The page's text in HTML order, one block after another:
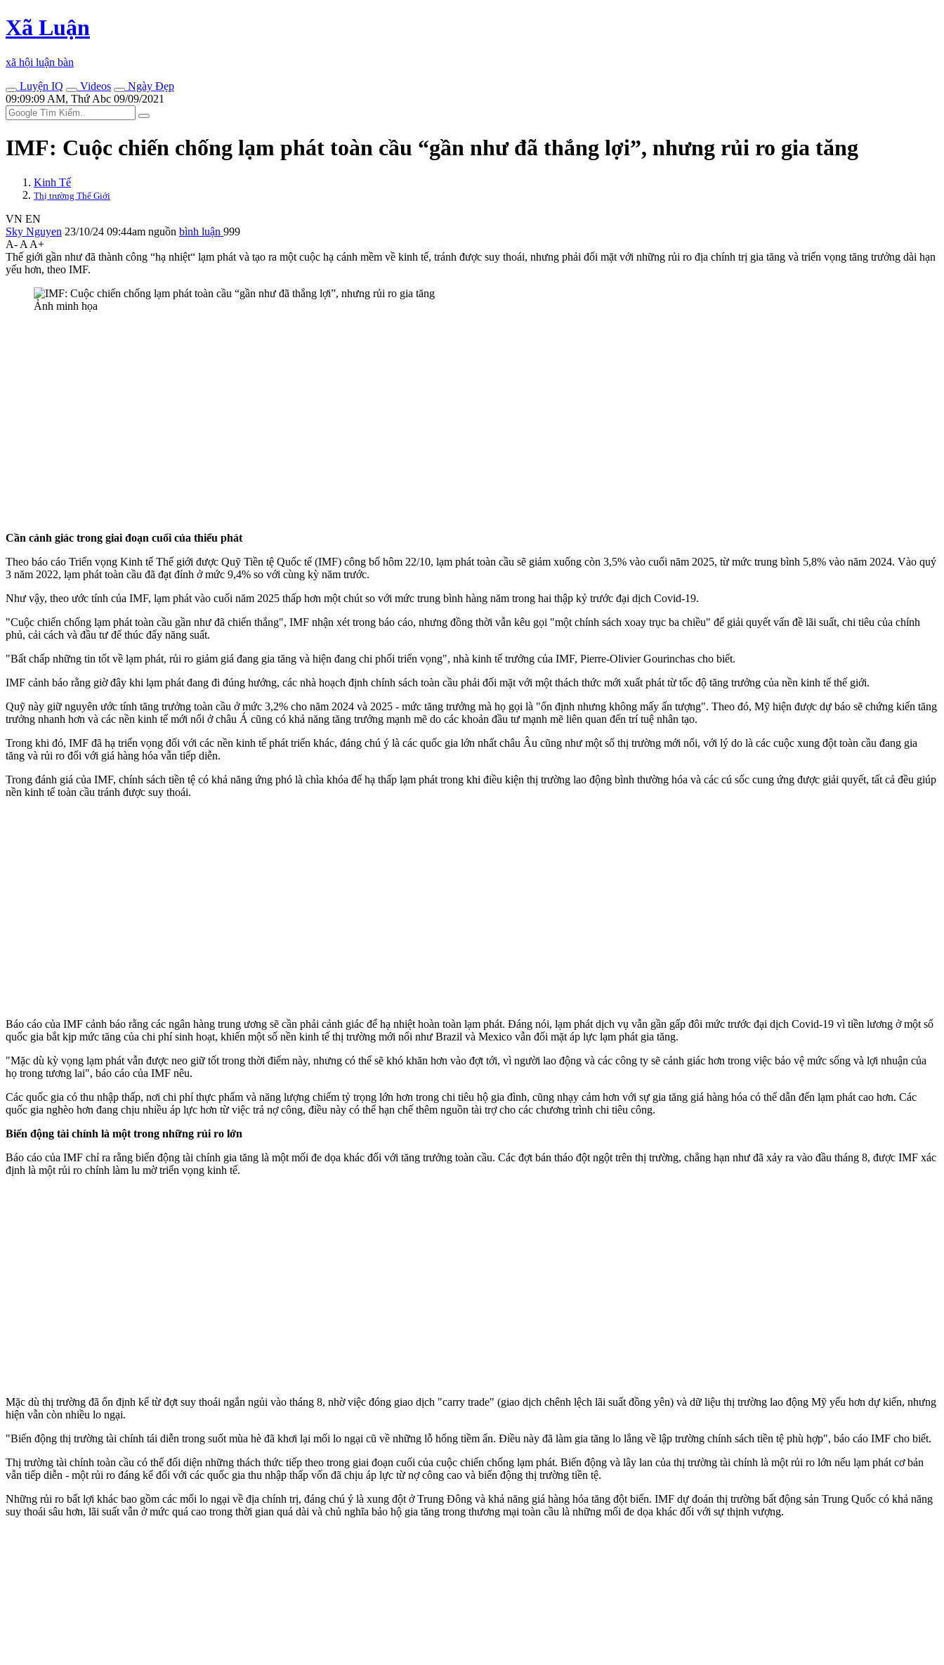
Xã Luận
xã hội luận bàn
Luyện IQ
Videos
Ngày Đẹp
09:09:09 AM, Thứ Abc 09/09/2021
IMF: Cuộc chiến chống lạm phát toàn cầu “gần như đã thắng lợi”, nhưng rủi ro gia tăng
Kinh Tế
Thị trường Thế Giới
VN EN
Sky Nguyen 23/10/24 09:44am nguồn bình luận 999
A- A A+
Thế giới gần như đã thành công “hạ nhiệt“ lạm phát và tạo ra một cuộc hạ cánh mềm về kinh tế, tránh được suy thoái, nhưng phải đối mặt với những rủi ro địa chính trị gia tăng và triển vọng tăng trưởng dài hạn
yếu hơn, theo IMF.
Ảnh minh họa
Cần cảnh giác trong giai đoạn cuối của thiểu phát
Theo báo cáo Triển vọng Kinh tế Thế giới được Quỹ Tiền tệ Quốc tế (IMF) công bố hôm 22/10, lạm phát toàn cầu sẽ giảm xuống còn 3,5% vào cuối năm 2025, từ mức trung bình 5,8% vào năm 2024. Vào quý
3 năm 2022, lạm phát toàn cầu đã đạt đỉnh ở mức 9,4% so với cùng kỳ năm trước.
Như vậy, theo ước tính của IMF, lạm phát vào cuối năm 2025 thấp hơn một chút so với mức trung bình hàng năm trong hai thập kỷ trước đại dịch Covid-19.
"Cuộc chiến chống lạm phát toàn cầu gần như đã chiến thắng", IMF nhận xét trong báo cáo, nhưng đồng thời vẫn kêu gọi "một chính sách xoay trục ba chiều" để giải quyết vấn đề lãi suất, chi tiêu của chính
phủ, cải cách và đầu tư để thúc đẩy năng suất.
"Bất chấp những tin tốt về lạm phát, rủi ro giảm giá đang gia tăng và hiện đang chi phối triển vọng", nhà kinh tế trưởng của IMF, Pierre-Olivier Gourinchas cho biết.
IMF cảnh báo rằng giờ đây khi lạm phát đang đi đúng hướng, các nhà hoạch định chính sách toàn cầu phải đối mặt với một thách thức mới xuất phát từ tốc độ tăng trưởng của nền kinh tế thế giới.
Quỹ này giữ nguyên ước tính tăng trưởng toàn cầu ở mức 3,2% cho năm 2024 và 2025 - mức tăng trưởng mà họ gọi là "ổn định nhưng không mấy ấn tượng". Theo đó, Mỹ hiện được dự báo sẽ chứng kiến tăng
trưởng nhanh hơn và các nền kinh tế mới nổi ở châu Á cũng có khả năng tăng trưởng mạnh mẽ do các khoản đầu tư mạnh mẽ liên quan đến trí tuệ nhân tạo.
Trong khi đó, IMF đã hạ triển vọng đối với các nền kinh tế phát triển khác, đáng chú ý là các quốc gia lớn nhất châu Âu cũng như một số thị trường mới nổi, với lý do là các cuộc xung đột toàn cầu đang gia
tăng và rủi ro đối với giá hàng hóa vẫn tiếp diễn.
Trong đánh giá của IMF, chính sách tiền tệ có khả năng ứng phó là chìa khóa để hạ thấp lạm phát trong khi điều kiện thị trường lao động bình thường hóa và các cú sốc cung ứng được giải quyết, tất cả đều giúp
nền kinh tế toàn cầu tránh được suy thoái.
Báo cáo của IMF cảnh báo rằng các ngân hàng trung ương sẽ cần phải cảnh giác để hạ nhiệt hoàn toàn lạm phát. Đáng nói, lạm phát dịch vụ vẫn gần gấp đôi mức trước đại dịch Covid-19 vì tiền lương ở một số
quốc gia bắt kịp mức tăng của chi phí sinh hoạt, khiến một số nền kinh tế thị trường mới nổi như Brazil và Mexico vẫn đối mặt áp lực lạm phát gia tăng.
"Mặc dù kỳ vọng lạm phát vẫn được neo giữ tốt trong thời điểm này, nhưng có thể sẽ khó khăn hơn vào đợt tới, vì người lao động và các công ty sẽ cảnh giác hơn trong việc bảo vệ mức sống và lợi nhuận của
họ trong tương lai", báo cáo của IMF nêu.
Các quốc gia có thu nhập thấp, nơi chi phí thực phẩm và năng lượng chiếm tỷ trọng lớn hơn trong chi tiêu hộ gia đình, cũng nhạ‌y cả‌m hơn với sự gia tăng giá hàng hóa có thể dẫn đến lạm phát cao hơn. Các
quốc gia nghèo hơn đang chịu nhiều áp lực hơn từ việc trả nợ công, điều này có thể hạn chế thêm nguồn tài trợ cho các chương trình chi tiêu công.
Biến động tài chính là một trong những rủi ro lớn
Báo cáo của IMF chỉ ra rằng biến động tài chính gia tăng là một mối đe dọa khác đối với tăng trưởng toàn cầu. Các đợt bán tháo đột ngột trên thị trường, chẳng hạn như đã xảy ra vào đầu tháng 8, được IMF xác
định là một rủi ro chính làm lu mờ triển vọng kinh tế.
Mặc dù thị trường đã ổn định kể từ đợt suy thoái ngắn ngủi vào tháng 8, nhờ việc đóng giao dịch "carry trade" (giao dịch chênh lệch lãi suất đồng yên) và dữ liệu thị trường lao động Mỹ yếu hơn dự kiến, nhưng
hiện vẫn còn nhiều lo ngại.
"Biến động thị trường tài chính tái diễn trong suốt mùa hè đã khơi lại mối lo ngại cũ về những lỗ hổng tiềm ẩn. Điều này đã làm gia tăng lo lắng về lập trường chính sách tiền tệ phù hợp", báo cáo IMF cho biết.
Thị trường tài chính toàn cầu có thể đối diện những thách thức tiếp theo trong giai đoạn cuối của cuộc chiến chống lạm phát. Biến động và lây lan của thị trường tài chính là một rủi ro lớn nếu lạm phát cơ bản
vẫn tiếp diễn - một rủi ro đáng kể đối với các quốc gia thu nhập thấp vốn đã chịu áp lực từ nợ công cao và biến động thị trường tiền tệ.
Những rủi ro bất lợi khác bao gồm các mối lo ngại về địa chính trị, đáng chú ý là xung đột ở Trung Đông và khả năng giá hàng hóa tăng đột biến. IMF dự đoán thị trường bất động sản Trung Quốc có khả năng
suy thoái sâu hơn, lãi suất vẫn ở mức quá cao trong thời gian quá dài và chủ nghĩa bảo hộ gia tăng trong thương mại toàn cầu là những mối đe dọa khác đối với sự thịnh vượng.